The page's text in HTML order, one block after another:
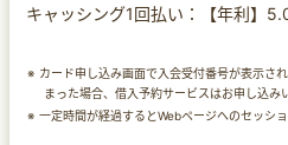
キャッシング1回払い：【年利】
カード申し込み画面で入会受付番号が表示さ
まった場合、借入予約サービスはお申し込み
一定時間が経過するとWebページへのセッシ